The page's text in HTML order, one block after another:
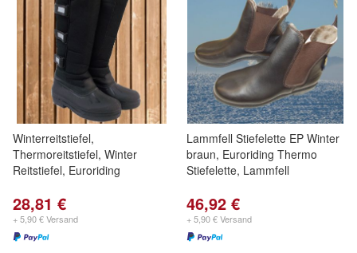
Winterreitstiefel,
Thermoreitstiefel, Winter
Reitstiefel, Euroriding
28,81 €
+ 5,90 € Versand
Lammfell Stiefelette EP Winter
braun, Euroriding Thermo
Stiefelette, Lammfell
46,92 €
+ 5,90 € Versand